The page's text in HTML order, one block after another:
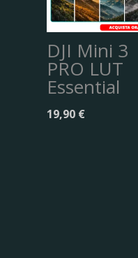
DJI Mini 3
PRO LUT
Essential
19,90 €